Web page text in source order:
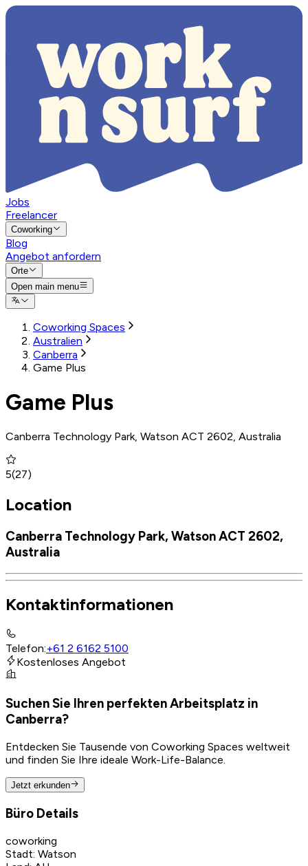
Jobs
Freelancer
Coworking
Blog
Angebot anfordern
Orte
Open main menu
Coworking Spaces
Australien
Canberra
Game Plus
Game Plus
Canberra Technology Park, Watson ACT 2602, Australia
5(27)
Location
Canberra Technology Park, Watson ACT 2602,
Australia
Kontaktinformationen
Telefon:+61 2 6162 5100
Kostenloses Angebot
Suchen Sie Ihren perfekten Arbeitsplatz in
Canberra?
Entdecken Sie Tausende von Coworking Spaces weltweit
und finden Sie Ihre ideale Work-Life-Balance.
Jetzt erkunden
Büro Details
coworking
Stadt: Watson